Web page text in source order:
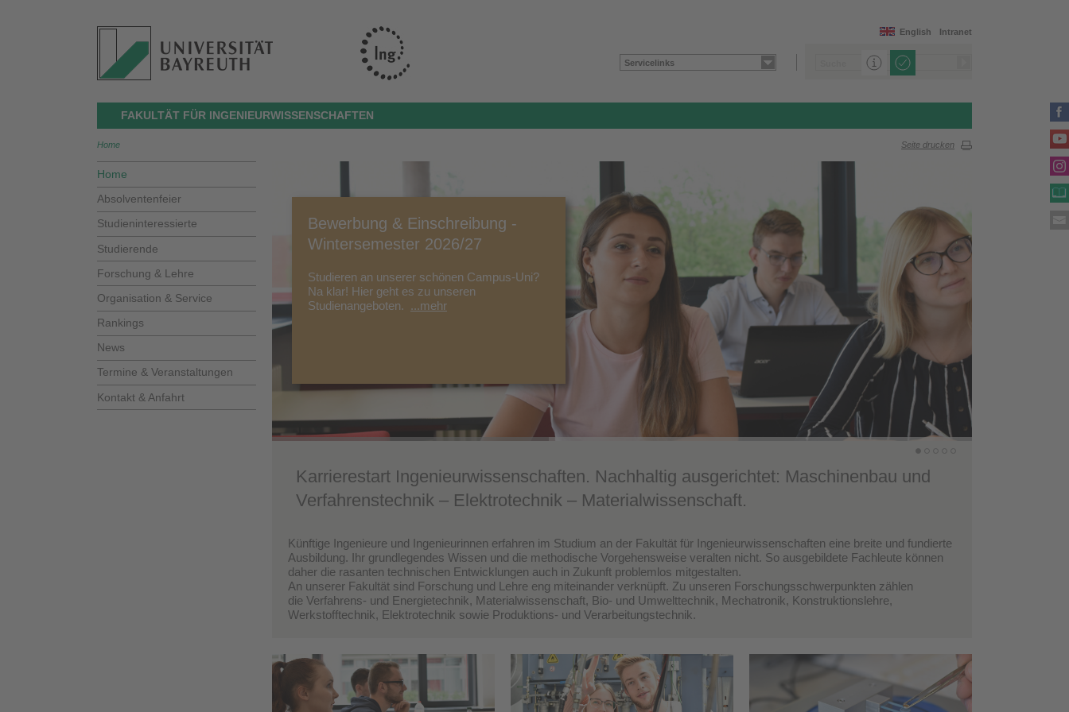
Intranet
English
Servicelinks
FAKULTÄT FÜR INGENIEURWISSENSCHAFTEN
Home Seite drucken
Home
Absolventenfeier
Studieninteressierte
Studierende
Forschung & Lehre
Organisation & Service
Rankings
News
Termine & Veranstaltungen
Kontakt & Anfahrt
Bewerbung & Einschreibung -
Wintersemester 2026/27
Studieren an unserer schönen Campus-Uni?
Na klar! Hier geht es zu unseren
Studienangeboten. ...mehr
Karrierestart Ingenieurwissenschaften.​ ​Nachhaltig ausgerichtet: Maschinenbau und
Verfahrenstechnik – Elektrotechnik – Materialwissenschaft.
Künftige Ingenieure und Ingenieurinnen erfahren im Studium an der Fakultät für Ingenieurwissenschaften eine breite und fundierte
Ausbildung. Ihr grundlegendes Wissen und die methodische Vorgehensweise veralten nicht. So ausgebildete Fachleute können
daher die rasanten technischen Entwicklungen auch in Zukunft problemlos mitgestalten.
An unserer Fakultät sind Forschung und Lehre eng miteinander verknüpft. Zu unseren Forschungsschwerpunkten zählen
die Verfahrens- und Energietechnik, Materialwissenschaft, Bio- und Umwelttechnik, Mechatronik, Konstruktionslehre,
Werkstofftechnik, Elektrotechnik sowie Produktions- und Verarbeitungstechnik.